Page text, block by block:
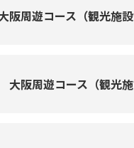
周遊コース（観光施設
阪周遊コース（観光施